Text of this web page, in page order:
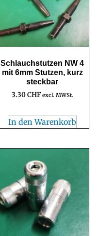
Schlauchstutzen NW 4
mit 6mm Stutzen, kurz
steckbar
3.30CHF excl. MWSt.
In den Warenkorb